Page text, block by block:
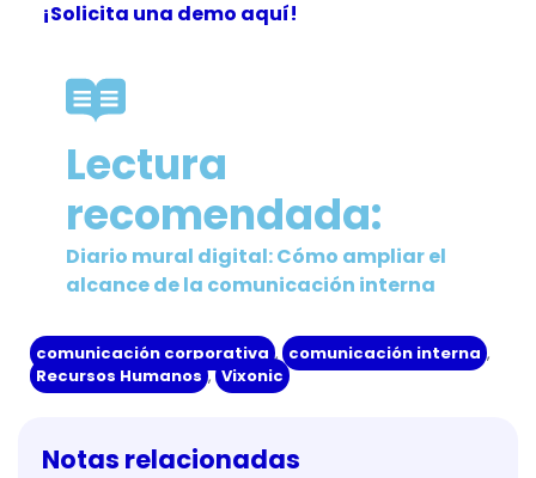
¡Solicita una demo aquí!
Lectura
recomendada:
Diario mural digital: Cómo ampliar el
alcance de la comunicación interna
comunicación corporativa , comunicación interna ,
Recursos Humanos , Vixonic
Notas relacionadas